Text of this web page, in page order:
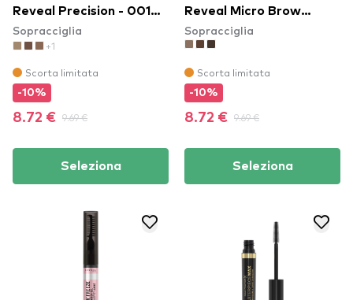
Reveal Precision - 001
Blonde
Sopracciglia
+1
Scorta limitata
-10%
8.72 € 9.69 €
Seleziona
Reveal Micro Brow
Pencil - 01 Blond
Sopracciglia
Scorta limitata
-10%
8.72 € 9.69 €
Seleziona